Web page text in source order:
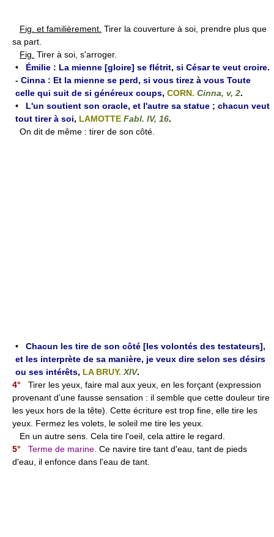
Fig. et familièrement. Tirer la couverture à soi, prendre plus que
sa part.
Fig. Tirer à soi, s'arroger.
• Émilie : La mienne [gloire] se flétrit, si César te veut croire.
- Cinna : Et la mienne se perd, si vous tirez à vous Toute
celle qui suit de si généreux coups, CORN. Cinna, v, 2.
• L'un soutient son oracle, et l'autre sa statue ; chacun veut
tout tirer à soi, LAMOTTE Fabl. IV, 16.
On dit de même : tirer de son côté.
• Chacun les tire de son côté [les volontés des testateurs],
et les interprète de sa manière, je veux dire selon ses désirs
ou ses intérêts, LA BRUY. XIV.
4° Tirer les yeux, faire mal aux yeux, en les forçant (expression
provenant d'une fausse sensation : il semble que cette douleur tire
les yeux hors de la tête). Cette écriture est trop fine, elle tire les
yeux. Fermez les volets, le soleil me tire les yeux.
En un autre sens. Cela tire l'oeil, cela attire le regard.
5°
Terme de marine. Ce navire tire tant d'eau, tant de pieds
d'eau, il enfonce dans l'eau de tant.